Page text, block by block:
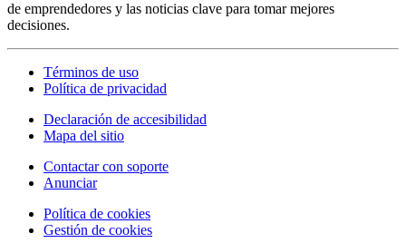
de emprendedores y las noticias clave para tomar mejores
decisiones.
Términos de uso
Política de privacidad
Declaración de accesibilidad
Mapa del sitio
Contactar con soporte
Anunciar
Política de cookies
Gestión de cookies